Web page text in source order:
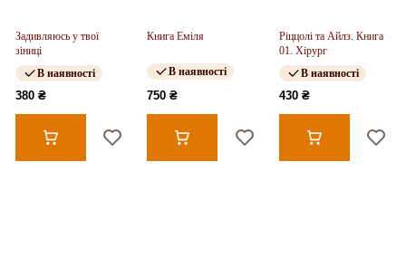
Задивляюсь у твої
зіниці
В наявності
380 ₴
Книга Еміля
В наявності
750 ₴
Ріццолі та Айлз. Книга
01. Хірург
В наявності
430 ₴